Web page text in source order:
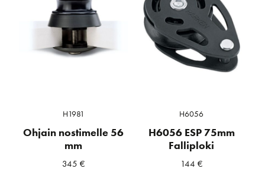
H1981
Ohjain nostimelle 56
mm
345 €
H6056
H6056 ESP 75mm
Falliploki
144 €